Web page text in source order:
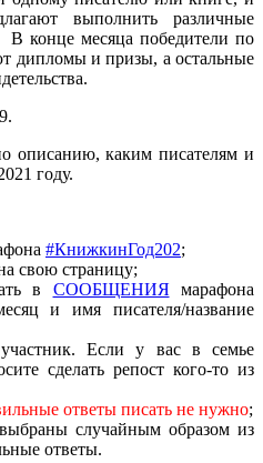
выполнить различные
В конце месяца победители по
дипломы и призы, а остальные
описанию, каким писателям и
году.
#КнижкинГод202;
свою страницу;
в СООБЩЕНИЯмарафона
и имя писателя/название
Если у вас в семье
сделать репост кого-то из
ответы писать не нужно;
случайным образом из
ответы.